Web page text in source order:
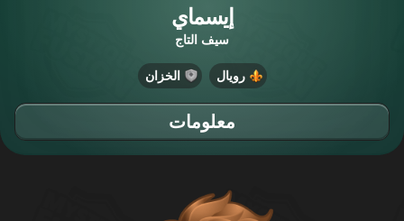
إيسماي
سيف التاج
رويال الخزان
معلومات